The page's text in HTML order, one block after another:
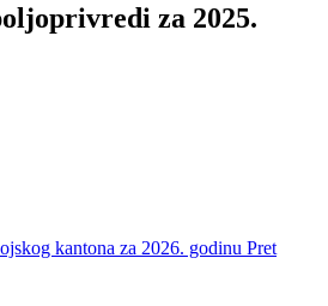
za 2025.
kantona za 2026. godinu Pret